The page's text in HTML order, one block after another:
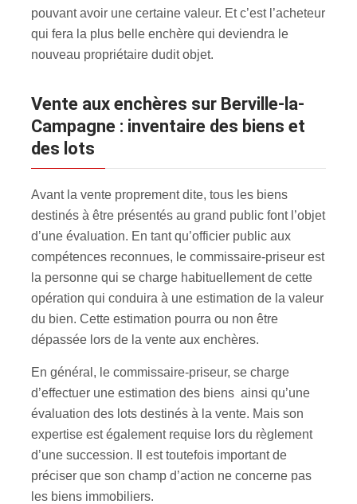
pouvant avoir une certaine valeur. Et c’est l’acheteur
qui fera la plus belle enchère qui deviendra le
nouveau propriétaire dudit objet.
Vente aux enchères sur Berville-la-
Campagne : inventaire des biens et
des lots
Avant la vente proprement dite, tous les biens
destinés à être présentés au grand public font l’objet
d’une évaluation. En tant qu’officier public aux
compétences reconnues, le commissaire-priseur est
la personne qui se charge habituellement de cette
opération qui conduira à une estimation de la valeur
du bien. Cette estimation pourra ou non être
dépassée lors de la vente aux enchères.
En général, le commissaire-priseur, se charge
d’effectuer une estimation des biens ainsi qu’une
évaluation des lots destinés à la vente. Mais son
expertise est également requise lors du règlement
d’une succession. Il est toutefois important de
préciser que son champ d’action ne concerne pas
les biens immobiliers.